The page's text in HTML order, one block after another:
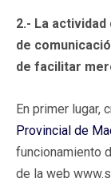
2.- La
de
de facilitar
En primer lugar,
Provincial de
funcionamiento
de la web